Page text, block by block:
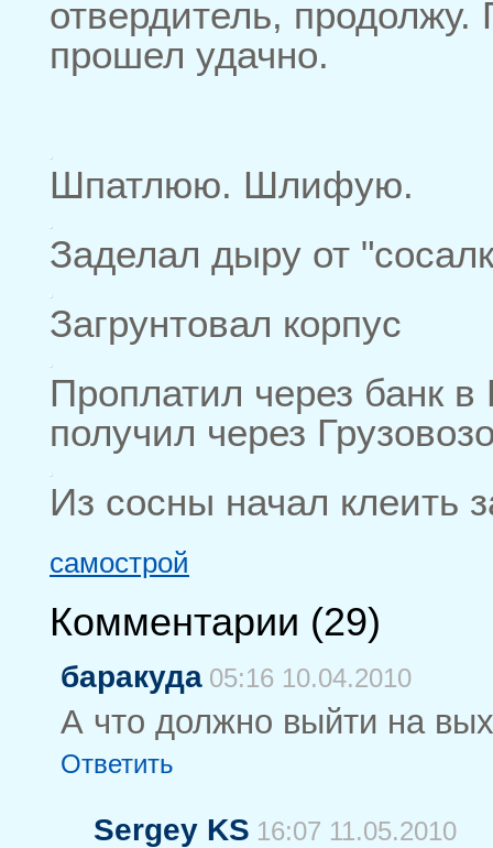
отвердитель, продолжу.
прошел удачно.
Шпатлюю. Шлифую.
Заделал дыру от
Загрунтовал корпус
Проплатил через банк
получил через
Из сосны начал клеить
самострой
Комментарии (29)
баракуда 05:16 10.04.2010
А что должно выйти на
Ответить
Sergey KS 16:07 11.05.2010